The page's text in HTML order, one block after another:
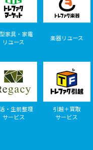
家具・家電
リユース
楽器リユース
・生前整理
サービス
引越＋買取
サービス